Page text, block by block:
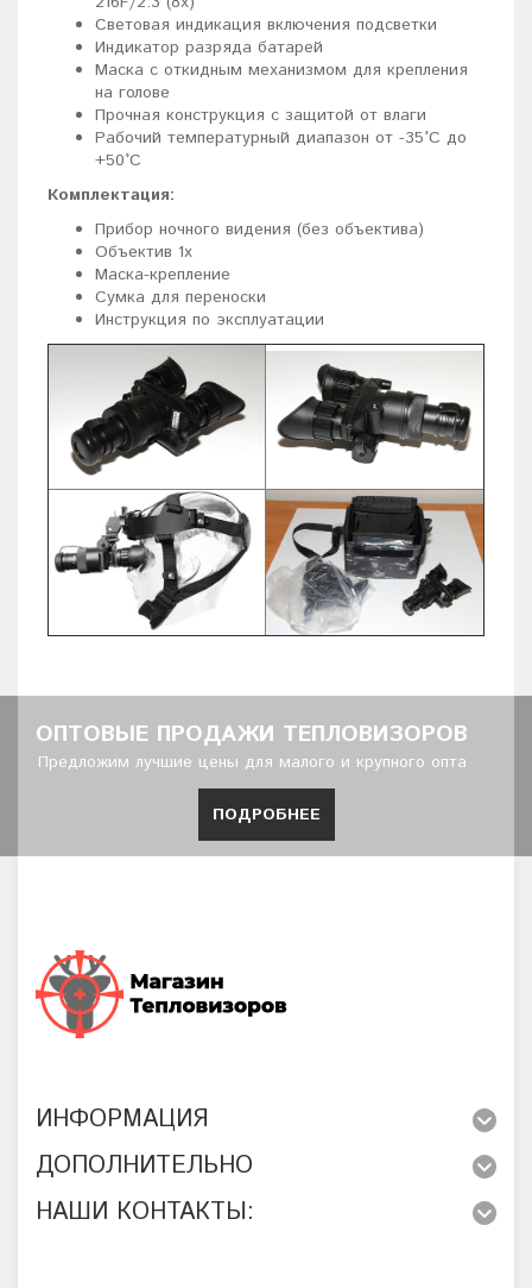
Световая индикация включения подсветки
Индикатор разряда батарей
Маска с откидным механизмом для крепления
на голове
Прочная конструкция с защитой от влаги
Рабочий температурный диапазон от -35°C до
+50°C
Комплектация:
Прибор ночного видения (без объектива)
Объектив 1x
Маска-крепление
Сумка для переноски
Инструкция по эксплуатации
ОПТОВЫЕ ПРОДАЖИ ТЕПЛОВИЗОРОВ
Предложим лучшие цены для малого и крупного опта
ПОДРОБНЕЕ
ИНФОРМАЦИЯ
ДОПОЛНИТЕЛЬНО
НАШИ КОНТАКТЫ: